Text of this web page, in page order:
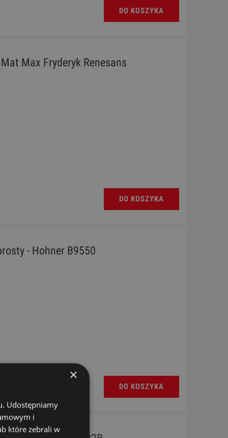
DO KOSZYKA
Max Fryderyk Renesans
DO KOSZYKA
- Hohner B9550
DO KOSZYKA
×
Udostępniamy
i
które zebrali w